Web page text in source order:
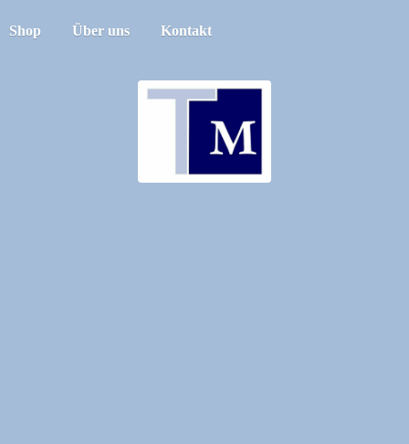
Shop Über uns Kontakt